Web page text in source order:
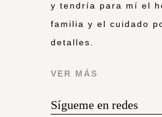
y tendría para mí el
familia y el cuidado
detalles.
VER MÁS
Sígueme en redes